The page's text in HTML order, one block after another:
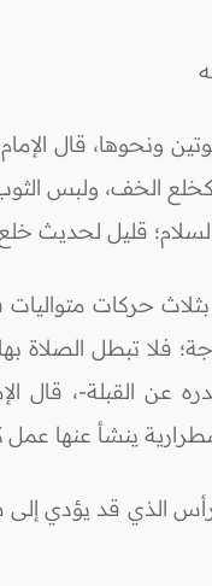
ونحوها، قال
كخلع الخف، ولبس
قليل لحديث خلع
بثلاث حركات
فلا تبطل
عن القبلة-، قال
ينشأ عنها عمل
الذي قد يؤدي